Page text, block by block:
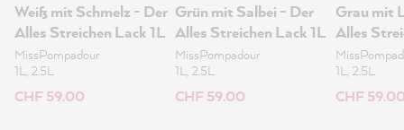
Weiß mit Schmelz - Der
Alles Streichen Lack 1L
MissPompadour
1L, 2.5L
CHF 59.00
Grün mit Salbei - Der
Alles Streichen Lack 1L
MissPompadour
1L, 2.5L
CHF 59.00
Grau mit
Alles
1L, 2.5L
CHF